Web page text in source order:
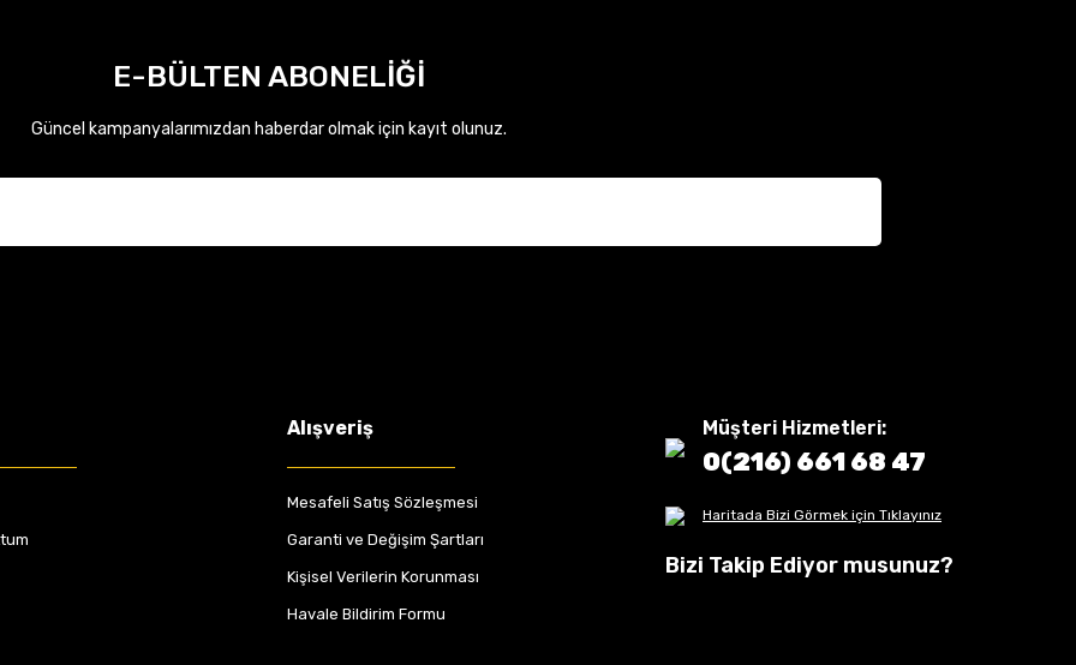
E-BÜLTEN ABONELİĞİ
Güncel kampanyalarımızdan haberdar olmak için kayıt olunuz.
Alışveriş
Mesafeli Satış Sözleşmesi
Garanti ve Değişim Şartları
Kişisel Verilerin Korunması
Havale Bildirim Formu
Müşteri Hizmetleri:
0(216) 661 68 47
Haritada Bizi Görmek için Tıklayınız
Bizi Takip Ediyor musunuz?